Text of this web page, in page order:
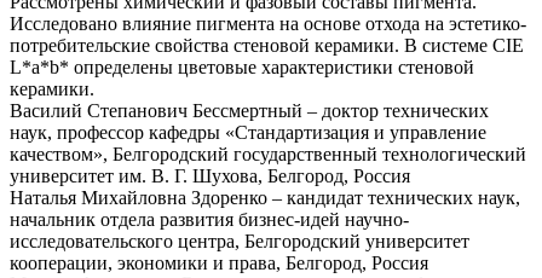
Исследовано влияние пигмента на основе отхода на эстетико-
потребительские свойства стеновой керамики. В системе CIE
L*a*b* определены цветовые характеристики стеновой
керамики.
Василий Степанович Бессмертный – доктор технических
наук, профессор кафедры «Стандартизация и управление
качеством», Белгородский государственный технологический
университет им. В. Г. Шухова, Белгород, Россия
Наталья Михайловна Здоренко – кандидат технических наук,
начальник отдела развития бизнес-идей научно-
исследовательского центра, Белгородский университет
кооперации, экономики и права, Белгород, Россия